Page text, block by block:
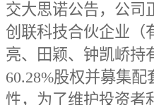
交大思诺公告，公司
创联科技合伙企业（
亮、田颖、钟凯峤持
60.28%股权并募集
性，为了维护投资者